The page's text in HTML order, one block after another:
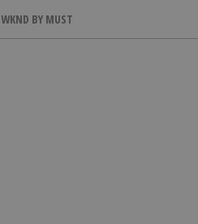
WKND BY MUST